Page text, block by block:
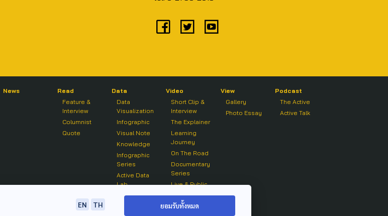
News
Read
Feature &
Interview
Columnist
Quote
Data
Data
Visualization
Infographic
Visual Note
Knowledge
Infographic
Series
Active Data
Lab
Video
Short Clip &
Interview
The Explainer
Learning
Journey
On The Road
Documentary
Series
Live & Public
On air Clip
View
Gallery
Photo Essay
Podcast
The Active
Active Talk
EN TH ยอมรับทั้งหมด